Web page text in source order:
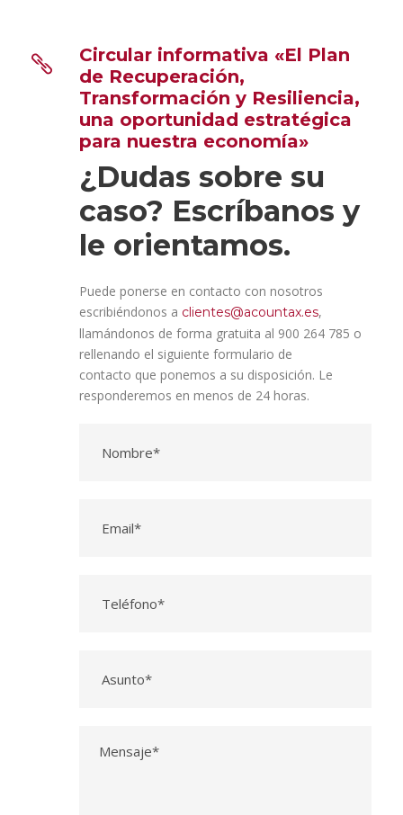
Circular informativa «El Plan
de Recuperación,
Transformación y Resiliencia,
una oportunidad estratégica
para nuestra economía»
¿Dudas sobre su
caso? Escríbanos y
le orientamos.
Puede ponerse en contacto con nosotros
escribiéndonos a clientes@acountax.es,
llamándonos de forma gratuita al 900 264 785 o
rellenando el siguiente formulario de
contacto que ponemos a su disposición. Le
responderemos en menos de 24 horas.